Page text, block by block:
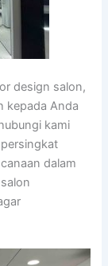
design salon,
kepada Anda
kami
dalam